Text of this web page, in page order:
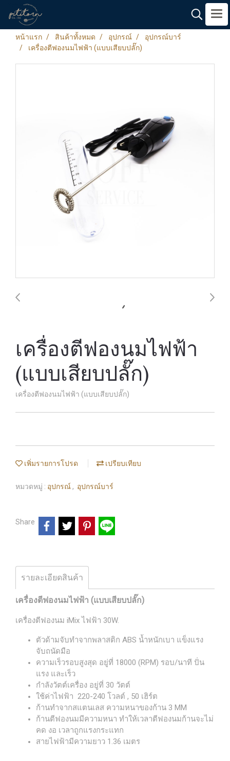
หน้าแรก สินค้าทั้งหมด อุปกรณ์
อุปกรณ์บาร์
เครื่องตีฟองนมไฟฟ้า (แบบเสียบปลั๊ก)
เครื่องตีฟองนมไฟฟ้า
(แบบเสียบปลั๊ก)
เครื่องตีฟองนมไฟฟ้า (แบบเสียบปลั๊ก)
เพิ่มรายการโปรด เปรียบเทียบ
หมวดหมู่ : อุปกรณ์ , อุปกรณ์บาร์
Share
รายละเอียดสินค้า
เครื่องตีฟองนมไฟฟ้า (แบบเสียบปลั๊ก)
เครื่องตีฟองนม iMix ไฟฟ้า 30W.
ตัวด้ามจับทำจากพลาสติก ABS น้ำหนักเบา แข็งแรง
จับถนัดมือ
ความเร็วรอบสูงสุด อยู่ที่ 18000 (RPM) รอบ/นาที ปั่น
แรง และเร็ว
กำลังวัตต์เครื่อง อยู่ที่ 30 วัตต์
ใช้ค่าไฟฟ้า 220-240 โวลต์ , 50 เฮิร์ต
ก้านทำจากสแตนเลส ความหนาของก้าน 3 MM
ก้านตีฟองนมมีความหนา ทำให้เวลาตีฟองนมก้านจะไม่
คด งอ เวลาถูกแรงกระแทก
สายไฟฟ้ามีความยาว 1.36 เมตร